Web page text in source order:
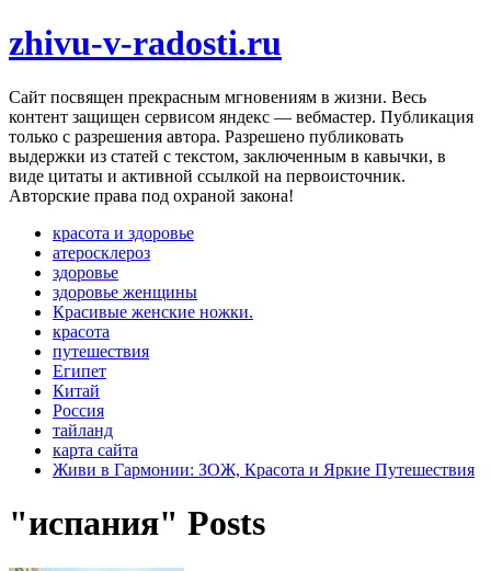
zhivu-v-radosti.ru
Cайт посвящен прекрасным мгновениям в жизни. Весь
контент защищен сервисом яндекс — вебмастер. Публикация
только с разрешения автора. Разрешено публиковать
выдержки из статей с текстом, заключенным в кавычки, в
виде цитаты и активной ссылкой на первоисточник.
Авторские права под охраной закона!
красота и здоровье
атеросклероз
здоровье
здоровье женщины
Красивые женские ножки.
красота
путешествия
Египет
Китай
Россия
тайланд
карта сайта
Живи в Гармонии: ЗОЖ, Красота и Яркие Путешествия
"испания" Posts